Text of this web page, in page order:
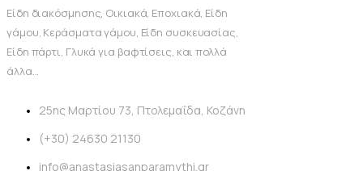
Είδη διακόσμησης, Οικιακά, Εποχιακά, Είδη
γάμου, Κεράσματα γάμου, Είδη συσκευασίας,
Είδη πάρτι, Γλυκά για βαφτίσεις, και πολλά
άλλα...
25ης Μαρτίου 73, Πτολεμαΐδα, Κοζάνη
(+30) 24630 21130
info@anastasiasanparamythi.gr